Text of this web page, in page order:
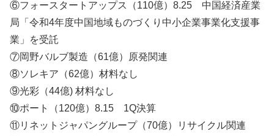
⑥フォースタートアップス（110億）8.25 中国経済産業
局「令和4年度中国地域ものづくり中小企業事業化支援事
業」を受託
⑦岡野バルブ製造（61億）原発関連
⑧ソレキア（62億）材料なし
⑨光彩（44億) 材料なし
⑩ポート（120億）8.15 1Q決算
⑪リネットジャパングループ（70億）リサイクル関連